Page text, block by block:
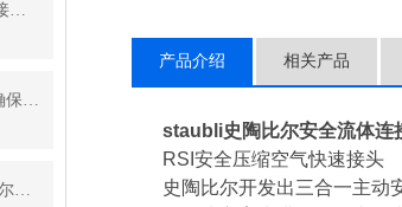
史陶比尔STAUBLI流体连接器的平面阀技术与无滴漏设计
史陶比尔流体连接器如何确保连接处的密封？
英国ALPHAMOISTURE阿尔法简介
产品介绍 相关产品
staubli史陶比尔安全流体连
RSI安全压缩空气快速接头
史陶比尔开发出三合一主动